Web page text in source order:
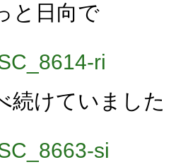
と日向で
続けていました